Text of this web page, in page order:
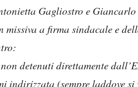
Gagliostro e
a firma sindacale e
detenuti direttamente
indirizzata (sempre laddove